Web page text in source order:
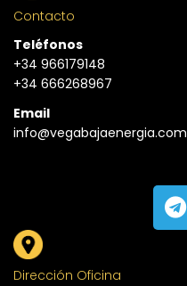
Contacto
Teléfonos
+34 966179148
+34 666268967
Email
info@vegabajaenergia.com
Dirección Oficina